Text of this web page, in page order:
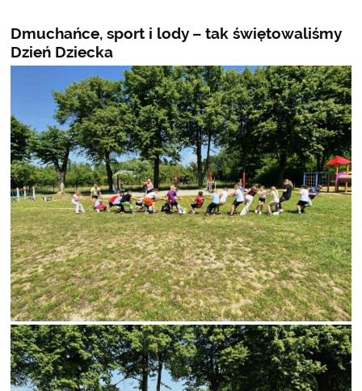
Dmuchańce, sport i lody – tak świętowaliśmy
Dzień Dziecka